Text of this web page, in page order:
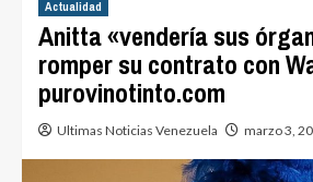
Actualidad
Anitta «vendería sus
romper su contrato con
purovinotinto.com
Ultimas Noticias Venezuela marzo 3,